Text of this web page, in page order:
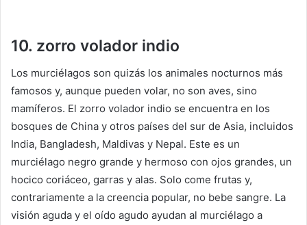
10. zorro volador indio
Los murciélagos son quizás los animales nocturnos más
famosos y, aunque pueden volar, no son aves, sino
mamíferos. El zorro volador indio se encuentra en los
bosques de China y otros países del sur de Asia, incluidos
India, Bangladesh, Maldivas y Nepal. Este es un
murciélago negro grande y hermoso con ojos grandes, un
hocico coriáceo, garras y alas. Solo come frutas y,
contrariamente a la creencia popular, no bebe sangre. La
visión aguda y el oído agudo ayudan al murciélago a